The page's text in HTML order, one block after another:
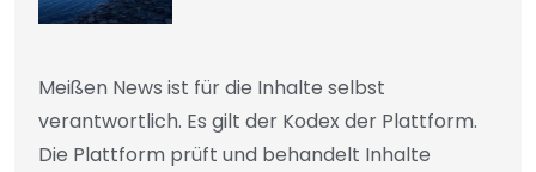
Meißen News ist für die Inhalte selbst
verantwortlich. Es gilt der Kodex der Plattform.
Die Plattform prüft und behandelt Inhalte